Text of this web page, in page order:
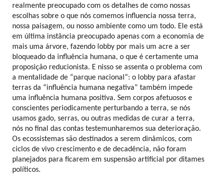
realmente preocupado com os detalhes de como nossas
escolhas sobre o que nós comemos influencia nossa terra,
nossa paisagem, ou nosso ambiente como um todo. Ele está
em última instância preocupado apenas com a economia de
mais uma árvore, fazendo lobby por mais um acre a ser
bloqueado da influência humana, o que é certamente uma
proposição reducionista. E nisso se assenta o problema com
a mentalidade de “parque nacional”: o lobby para afastar
terras da “influência humana negativa” também impede
uma influência humana positiva. Sem corpos afetuosos e
conscientes periodicamente perturbando a terra, se nós
usamos gado, serras, ou outras medidas de curar a terra,
nós no final das contas testemunharemos sua deterioração.
Os ecossistemas são destinados a serem dinâmicos, com
ciclos de vivo crescimento e de decadência, não foram
planejados para ficarem em suspensão artificial por ditames
políticos.